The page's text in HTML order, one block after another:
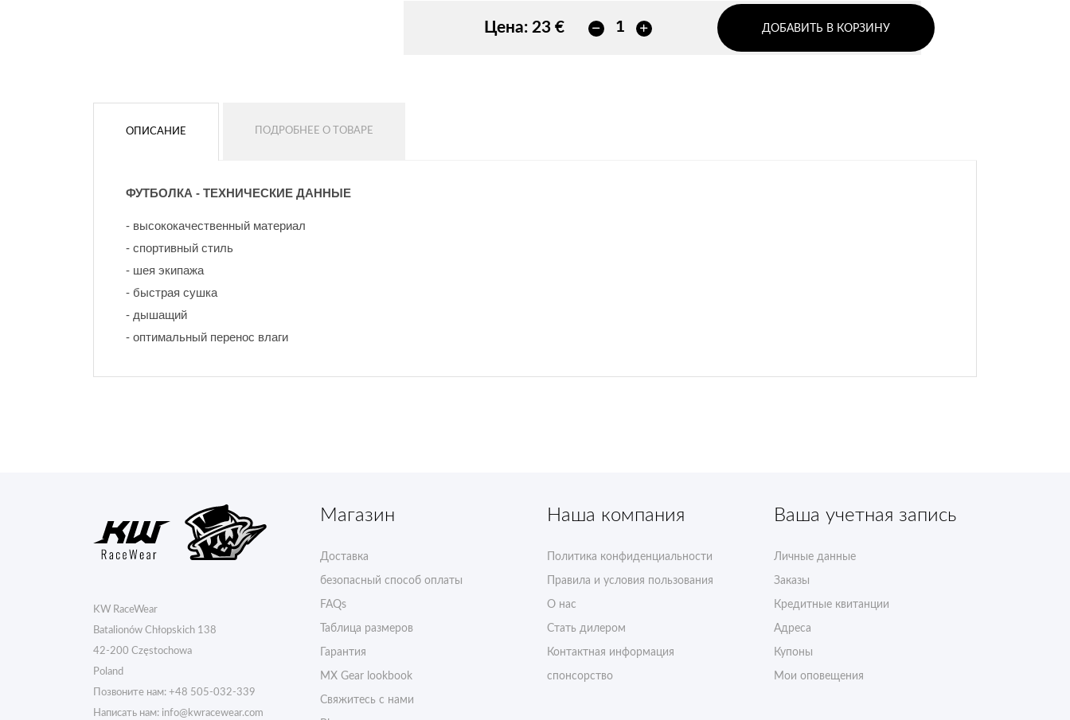
ДОБАВИТЬ
Без контура
ДОБАВИТЬ
Цена: 23 € ДОБАВИТЬ В КОРЗИНУ
ОПИСАНИЕ ПОДРОБНЕЕ О ТОВАРЕ
ФУТБОЛКА - ТЕХНИЧЕСКИЕ ДАННЫЕ
- высококачественный материал
- спортивный стиль
- шея экипажа
- быстрая сушка
- дышащий
- оптимальный перенос влаги
KW RaceWear
Batalionów Chłopskich 138
42-200 Częstochowa
Poland
Позвоните нам: +48 505-032-339
Написать нам: info@kwracewear.com
Магазин
Доставка
безопасный способ оплаты
FAQs
Таблица размеров
Гарантия
MX Gear lookbook
Свяжитесь с нами
Наша компания
Политика конфиденциальности
Правила и условия пользования
О нас
Стать дилером
Контактная информация
спонсорство
Ваша учетная запись
Личные данные
Заказы
Кредитные квитанции
Адреса
Купоны
Мои оповещения